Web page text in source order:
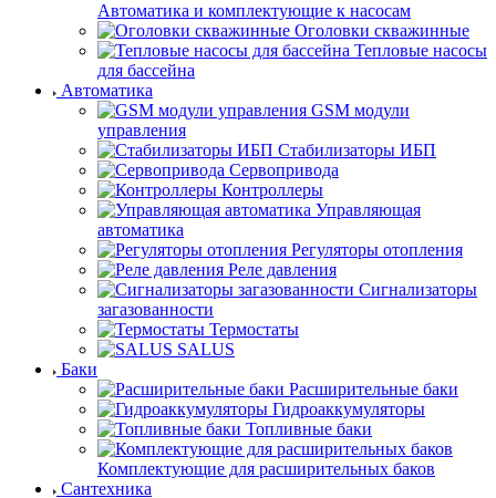
Автоматика и комплектующие к насосам
Оголовки скважинные
Тепловые насосы
для бассейна
Автоматика
GSM модули
управления
Стабилизаторы ИБП
Сервопривода
Контроллеры
Управляющая
автоматика
Регуляторы отопления
Реле давления
Сигнализаторы
загазованности
Термостаты
SALUS
Баки
Расширительные баки
Гидроаккумуляторы
Топливные баки
Комплектующие для расширительных баков
Сантехника